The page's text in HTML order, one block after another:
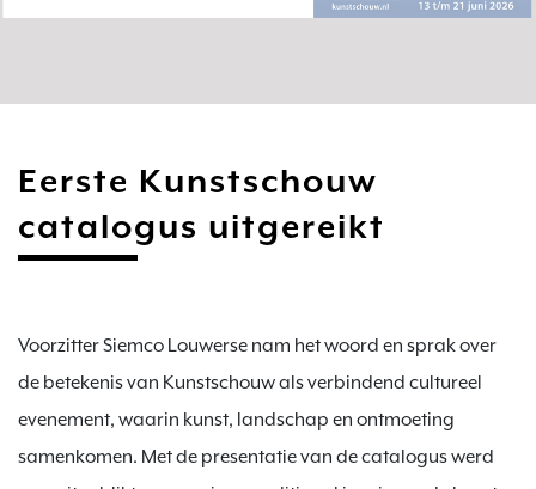
Eerste Kunstschouw
catalogus uitgereikt
Voorzitter Siemco Louwerse nam het woord en sprak over
de betekenis van Kunstschouw als verbindend cultureel
evenement, waarin kunst, landschap en ontmoeting
samenkomen. Met de presentatie van de catalogus werd